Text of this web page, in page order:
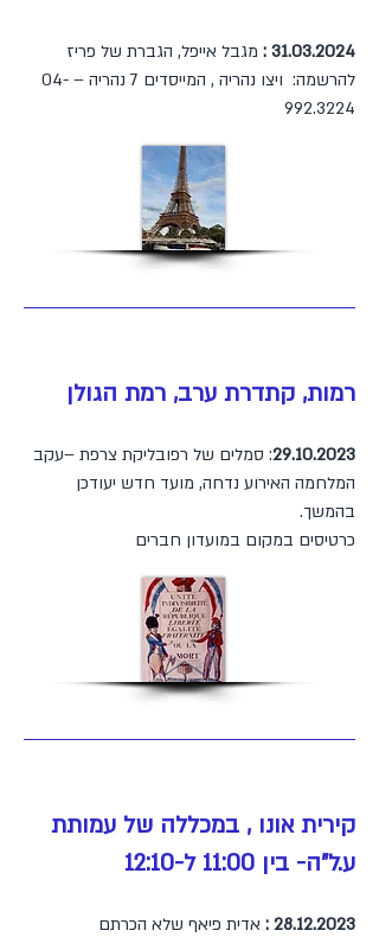
31.03.2024
: מגבל אייפל, הגברת של פריז
להרשמה: ויצו נהריה , המייסדים 7 נהריה –
04-
992.3224
רמות, קתדרת ערב, רמת הגולן
29.10.2023: סמלים של רפובליקת צרפת –עקב
המלחמה האירוע נדחה, מועד חדש יעודכן
בהמשך.
כרטיסים במקום במועדון חברים
קירית אונו , במכללה של עמותת
ע.ל"ה- בין 11:00 ל-12:10
28.12.2023
: אדית פיאף שלא הכרתם